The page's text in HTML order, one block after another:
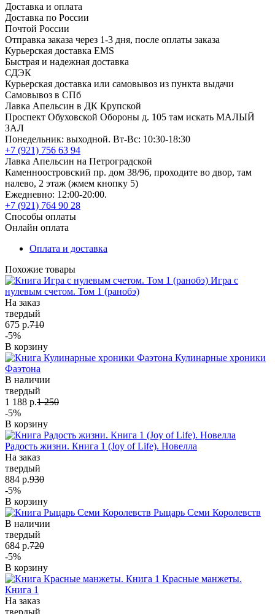
Доставка и оплата
Доставка по России
Почтой России
Отправка заказа через 1-3 дня, после оплаты заказа
Курьерская доставка EMS
Быстрая и надежная доставка
СДЭК
Курьерская доставка или самовывоз из пункта выдачи
Самовывоз в СПб
Лавка Апельсин в ДК Крупской
Проспект Обуховской Обороны д. 105 там искать МАЛЫЙ
ЗАЛ
Понедельник: выходной. Вт-Вс: 10:30-18:30
+7 (921) 756 63 94
Лавка Апельсин на Петроградской
Каменноостровский пр. дом 38/96, проходите во двор, там
налево, 2 этаж (жмем кнопку 5)
Ежедневно: 12:00-20:00.
+7 (921) 764 90 28
Способы оплаты
Онлайн оплата
Оплата и доставка
Похожие товары
Игра с
нулевым счетом. Том 1 (ранобэ)
На заказ
твердый
675 р.710
-5%
В корзину
Кулинарные хроники
Фаэтона
В наличии
твердый
1 188 р.1 250
-5%
В корзину
Радость жизни. Книга 1 (Joy of Life). Новелла
На заказ
твердый
884 р.930
-5%
В корзину
Рыцарь Семи Королевств
В наличии
твердый
684 р.720
-5%
В корзину
Красные манжеты.
Книга 1
На заказ
твердый